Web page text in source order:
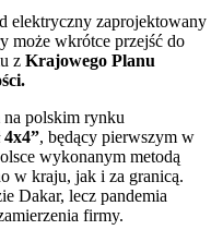
elektryczny zaprojektowany
może wkrótce przejść do
z Krajowego Planu
polskim rynku
4x4”, będący pierwszym w
wykonanym metodą
w kraju, jak i za granicą.
Dakar, lecz pandemia
firmy.